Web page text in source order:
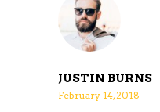
JUSTIN BURNS
February 14, 2018